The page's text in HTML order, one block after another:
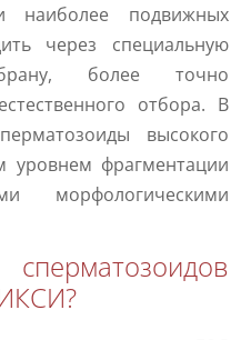
наиболее подвижных
через специальную
более точно
отбора. В
высокого
уровнем фрагментации